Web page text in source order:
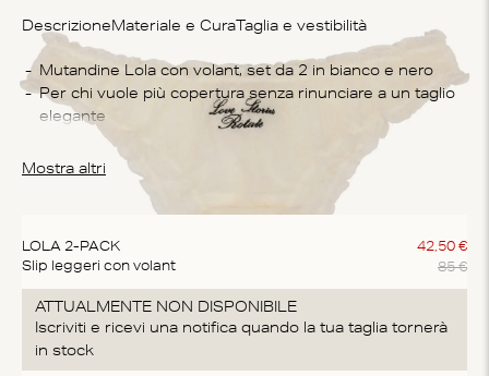
DescrizioneMateriale e Cura Taglia e vestibilità
Mutandine Lola con volant, set da 2 in bianco e nero
Per chi vuole più copertura senza rinunciare a un taglio
elegante
Queste mutandine sono fatte con un tessuto morbido e
super comodo sulla pelle
Con un piccolo taglio sul retro
Mostra altri
LOLA 2-PACK
Slip leggeri con volant
42,50 €
85 €
ATTUALMENTE NON DISPONIBILE
Iscriviti e ricevi una notifica quando la tua taglia tornerà
in stock